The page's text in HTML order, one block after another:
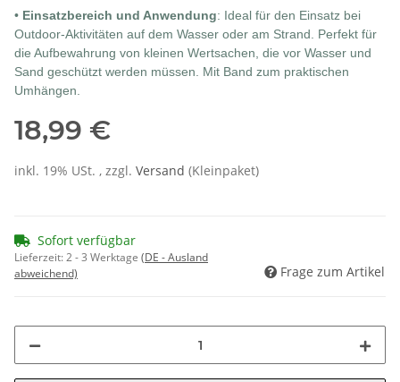
• Einsatzbereich und Anwendung: Ideal für den Einsatz bei
Outdoor-Aktivitäten auf dem Wasser oder am Strand. Perfekt für
die Aufbewahrung von kleinen Wertsachen, die vor Wasser und
Sand geschützt werden müssen. Mit Band zum praktischen
Umhängen.
18,99 €
inkl. 19% USt. , zzgl. Versand (Kleinpaket)
Sofort verfügbar
Lieferzeit:2 - 3 Werktage (DE - Ausland
abweichend)
Frage zum Artikel